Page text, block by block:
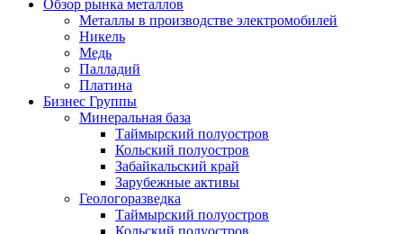
Обзор рынка металлов
Металлы в производстве электромобилей
Никель
Медь
Палладий
Платина
Бизнес Группы
Минеральная база
Таймырский полуостров
Кольский полуостров
Забайкальский край
Зарубежные активы
Геологоразведка
Таймырский полуостров
Кольский полуостров